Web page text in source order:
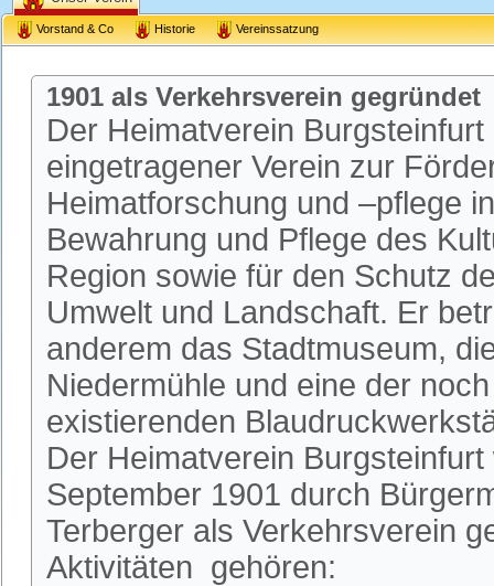
Vorstand & Co Historie Vereinssatzung
1901 als Verkehrsverein gegründet
Der Heimatverein Burgsteinfurt
eingetragener Verein zur
Heimatforschung und –pflege
Bewahrung und Pflege des
Region sowie für den Schutz
Umwelt und Landschaft. Er
anderem das Stadtmuseum,
Niedermühle und eine der
existierenden
Der Heimatverein
September 1901 durch
Terberger als Verkehrsverein
Aktivitäten gehören: